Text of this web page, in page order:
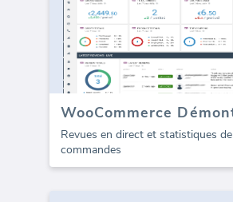
Revues en direct et statistiques de
commandes